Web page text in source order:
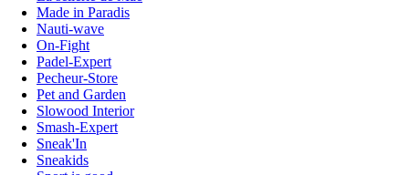
Made in Paradis
Nauti-wave
On-Fight
Padel-Expert
Pecheur-Store
Pet and Garden
Slowood Interior
Smash-Expert
Sneak'In
Sneakids